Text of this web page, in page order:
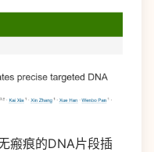
痕的DNA片段插